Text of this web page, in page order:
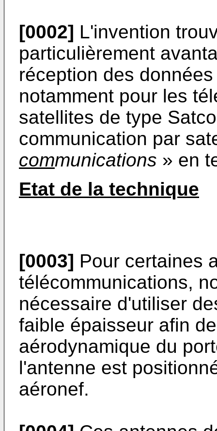
[0002] L'invention
particulièrement
réception des
notamment pour les
satellites de type
communication par
communications » en
Etat de la technique
[0003] Pour certaines
télécommunications,
nécessaire d'utiliser
faible épaisseur afin
aérodynamique du
l'antenne est
aéronef.